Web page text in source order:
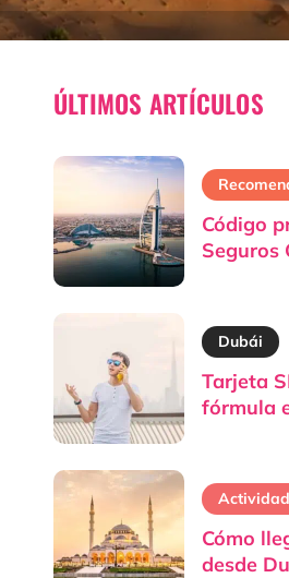
ÚLTIMOS ARTÍCULOS
Código
Seguros
Dubái
Tarjeta
fórmula
Cómo
desde